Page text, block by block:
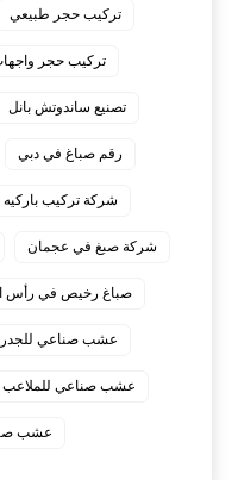
تركيب حجر طبيعي
تركيب حجر
تصنيع ساندوتش بانل
رقم صباغ في دبي
شركة تركيب باركيه
شركة صبغ في عجمان
صباغ رخيص في رأس
عشب صناعي
عشب صناعي للملاعب
عشب